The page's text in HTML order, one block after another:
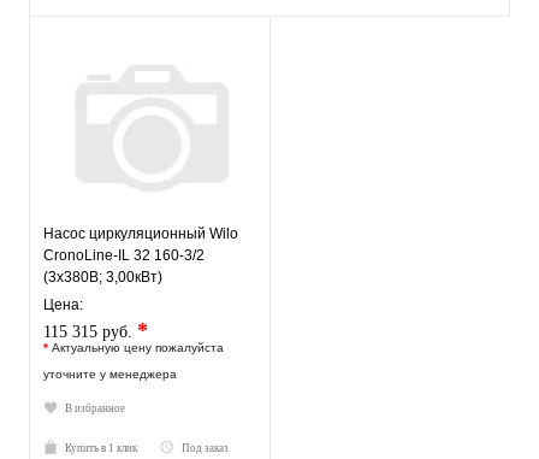
Насос циркуляционный Wilo
CronoLine-IL 32 160-3/2
(3х380В; 3,00кВт)
Цена:
115 315 руб. *
* Актуальную цену пожалуйста
уточните у менеджера
В избранное
Купить в 1 клик Под заказ